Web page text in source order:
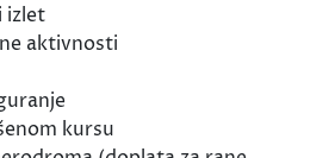
izlet
aktivnosti
kursu